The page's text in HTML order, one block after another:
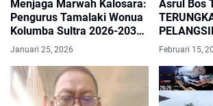
Menjaga Marwah Kalosara:
Pengurus Tamalaki Wonua
Kolumba Sultra 2026-2031
Resmi Dikukuhkan!
Januari 25, 2026
Asrul Bos
PINRANG,
TANGKI
HARMONI
Februari 15,